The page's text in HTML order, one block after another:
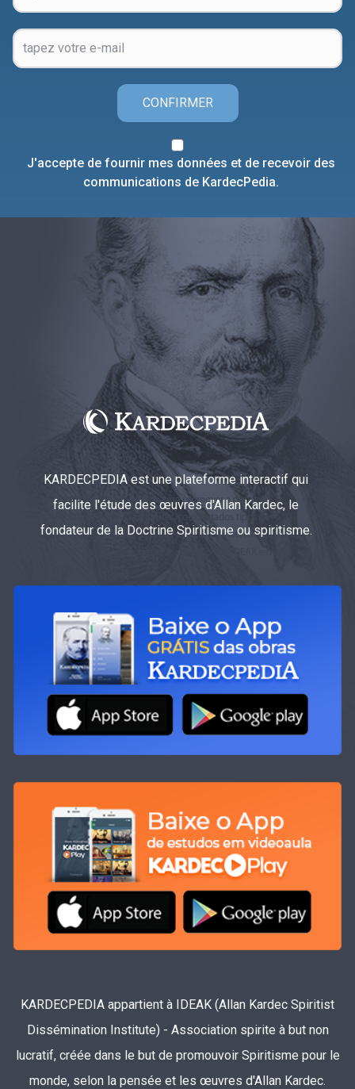
CONFIRMER
J'accepte de fournir mes données et de recevoir des
communications de KardecPedia.
KARDECPEDIA est une plateforme interactif qui
facilite l'étude des œuvres d'Allan Kardec, le
fondateur de la Doctrine Spiritisme ou spiritisme.
KARDECPEDIA appartient à IDEAK (Allan Kardec Spiritist
Dissémination Institute) - Association spirite à but non
lucratif, créée dans le but de promouvoir Spiritisme pour le
monde, selon la pensée et les œuvres d'Allan Kardec.